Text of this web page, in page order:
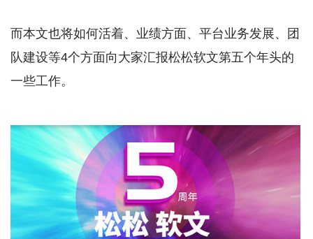
而本文也将如何活着、业绩方面、平台业务发展、团
队建设等4个方面向大家汇报松松软文第五个年头的
一些工作。